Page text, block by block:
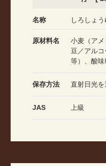
名称 しろしょう
原材料名
小麦（ア
豆／アル
等）、酸味
保存方法 直射日光
JAS 上級